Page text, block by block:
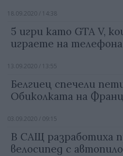
18.09.2020 / 14:38
5 игри като GTA V,
играете на
13.09.2020 / 13:55
Белгиец спечели
Обиколката на
03.09.2020 / 09:15
В САЩ разработиха
велосипед с